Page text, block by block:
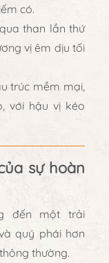
có.
than lần thứ
vị êm dịu tối
trúc mềm mại,
, với hậu vị kéo
sự hoàn
đến một trải
quý phái hơn
thường.